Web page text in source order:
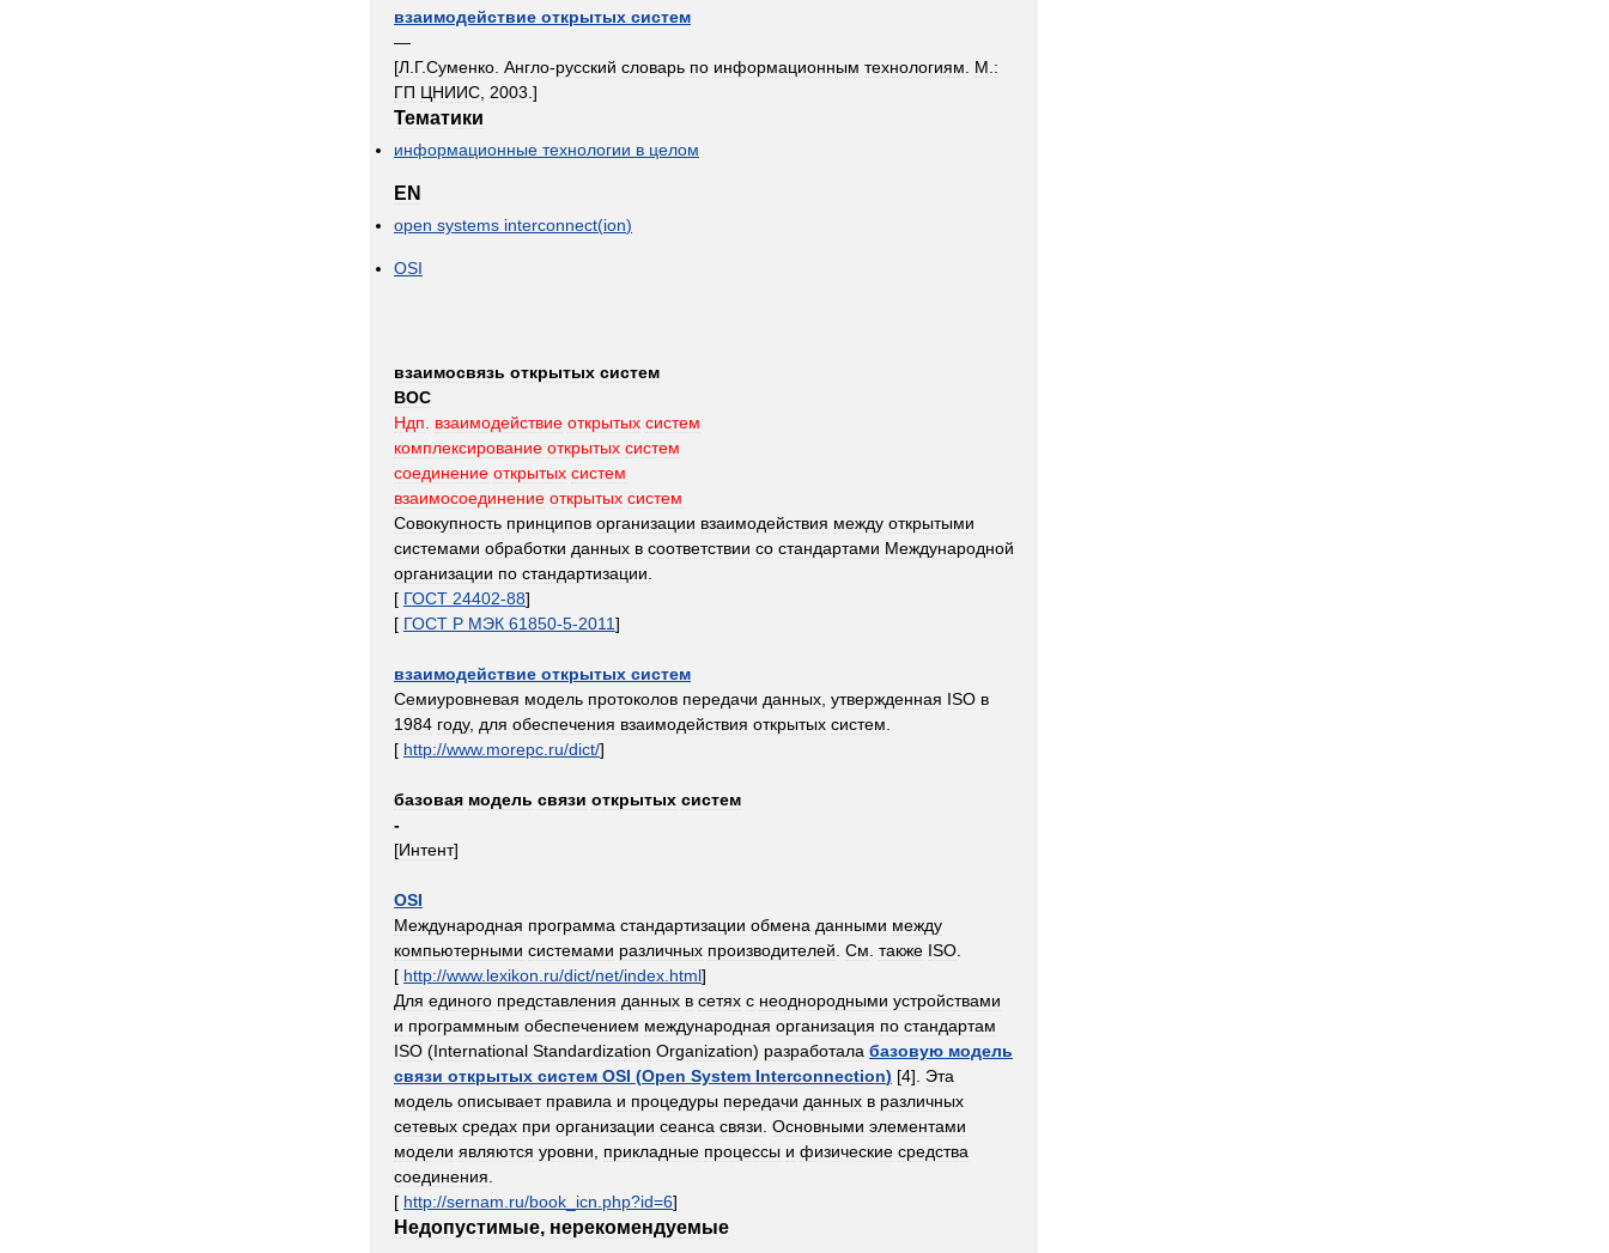
взаимодействие открытых систем
—
[Л Г.Суменко Англо-русский словарь по информационным технологиям М :
ГП ЦНИИС 2003 .]
Тематики
информационные технологии в целом
EN
open systems interconnect(ion)
OSI
взаимосвязь открытых систем
ВОС
Ндп
взаимодействие открытых систем
комплексирование открытых систем
соединение открытых систем
взаимосоединение открытых систем
Совокупность принципов организации взаимодействия между открытыми
системами обработки данных в соответствии со стандартами Международной
организации по стандартизации
[ ГОСТ 24402-88]
[ ГОСТ Р МЭК 61850-5-2011]
взаимодействие открытых систем
Семиуровневая модель протоколов передачи данных утвержденная ISO в
1984 году, для обеспечения взаимодействия открытых систем
[ http://www. morepc ru/dict/]
базовая модель связи открытых систем
-
[Интент]
OSI
Международная программа стандартизации обмена данными между
компьютерными системами различных производителей См также ISO
[ http://www. lexikon ru/dict/net/index html]
Для единого представления данных в сетях с неоднородными устройствами
и программным обеспечением международная организация по стандартам
ISO (International Standardization Organization) разработала базовую модель
связи открытых систем OSI (Open System Interconnection) [4]. Эта
модель описывает правила и процедуры передачи данных в различных
сетевых средах при организации сеанса связи Основными элементами
модели являются уровни прикладные процессы и физические средства
соединения
[ http://sernam ru/book icn php?id=6]
Недопустимые, нерекомендуемые